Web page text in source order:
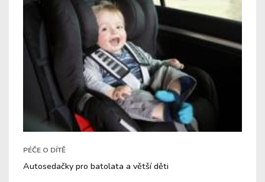
PÉČE O DÍTĚ
Autosedačky pro batolata a větší děti